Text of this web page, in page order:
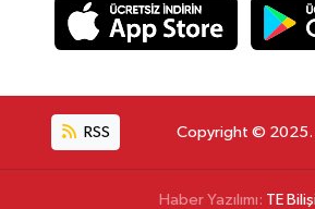
RSS Copyright © 2025.
Haber Yazılımı: TE